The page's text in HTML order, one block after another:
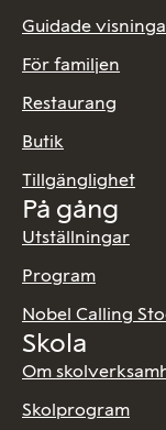
Guidade
För familjen
Restaurang
Butik
Tillgänglighet
På gång
Utställningar
Program
Nobel Calling
Skola
Om
Skolprogram